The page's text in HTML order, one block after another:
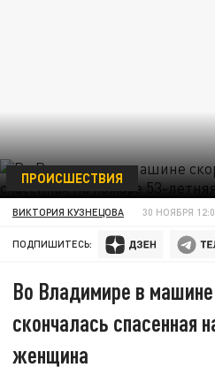
ПРОИСШЕСТВИЯ
ВИКТОРИЯ КУЗНЕЦОВА 30 НОЯБРЯ
ПОДПИШИТЕСЬ:
Во Владимире в
скончалась спасенная
женщина